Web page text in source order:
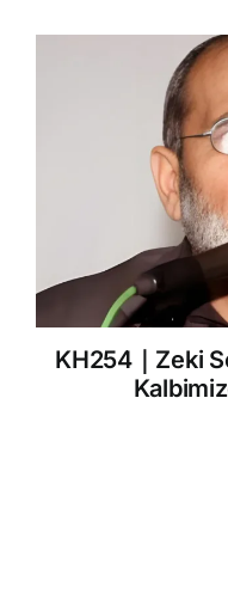
KH254｜Zeki